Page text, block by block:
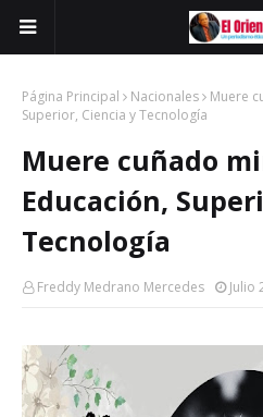
Página Principal Nacionales
Muere
Superior, Ciencia y Tecnología
Muere cuñado
Educación,
Tecnología
Freddy Medrano Mercedes Julio